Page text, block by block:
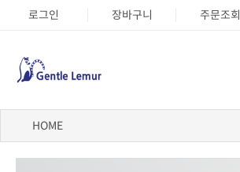
로그인 장바구니 주문조회
HOME